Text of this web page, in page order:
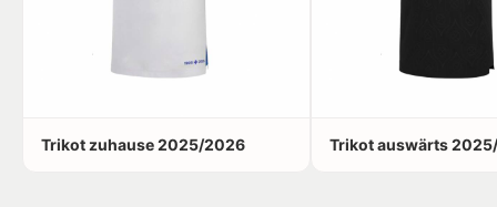
Trikot zuhause 2025/2026 Trikot auswärts